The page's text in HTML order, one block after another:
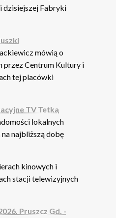
dzisiejszej Fabryki
mówią o
przez Centrum Kultury i
tej placówki
TV Tetka
lokalnych
najbliższą dobę
kinowych i
stacji telewizyjnych
Pruszcz Gd. -